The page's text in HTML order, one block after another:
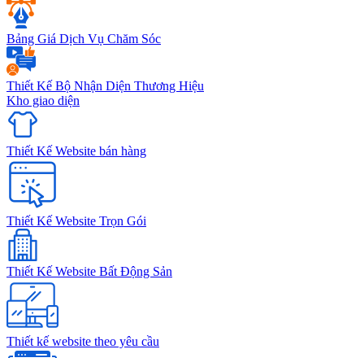
Bảng Giá Dịch Vụ Chăm Sóc
Thiết Kế Bộ Nhận Diện Thương Hiệu
Kho giao diện
Thiết Kế Website bán hàng
Thiết Kế Website Trọn Gói
Thiết Kế Website Bất Động Sản
Thiết kế website theo yêu cầu